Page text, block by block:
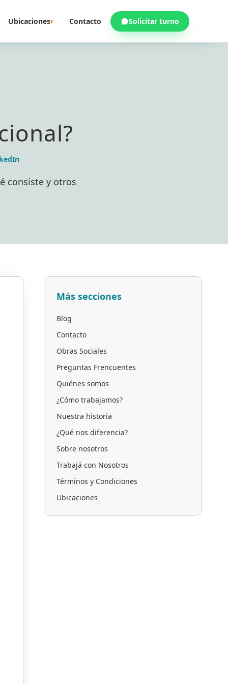
Ubicaciones▾ Contacto Solicitar turno
consiste y otros
Más secciones
Blog
Contacto
Obras Sociales
Preguntas Frencuentes
Quiénes somos
¿Cómo trabajamos?
Nuestra historia
¿Qué nos diferencia?
Sobre nosotros
Trabajá con Nosotros
Términos y Condiciones
Ubicaciones